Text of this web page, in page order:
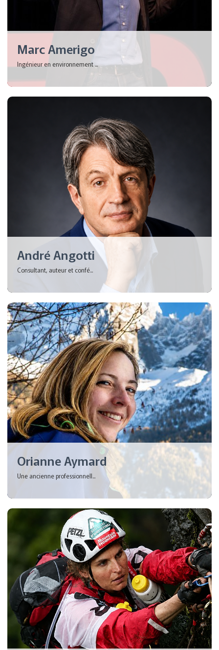
Marc Amerigo
Ingénieur en environnement ...
André Angotti
Consultant, auteur et confé...
Orianne Aymard
Une ancienne professionnell...